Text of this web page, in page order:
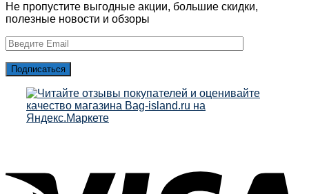
Не пропустите выгодные акции, большие скидки,
полезные новости и обзоры